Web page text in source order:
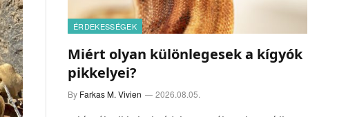
ÉRDEKESSÉGEK
Miért olyan különlegesek a kígyók
pikkelyei?
By Farkas M. Vivien 2026.08.05.